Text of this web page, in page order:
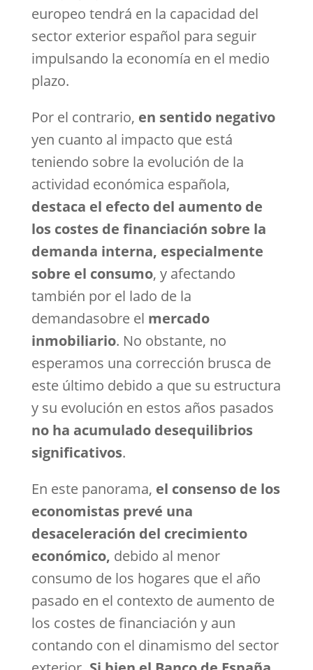
europeo tendrá en la capacidad del
sector exterior español para seguir
impulsando la economía en el medio
plazo.
Por el contrario, en sentido negativo
yen cuanto al impacto que está
teniendo sobre la evolución de la
actividad económica española,
destaca el efecto del aumento de
los costes de financiación sobre la
demanda interna, especialmente
sobre el consumo, y afectando
también por el lado de la
demandasobre el mercado
inmobiliario. No obstante, no
esperamos una corrección brusca de
este último debido a que su estructura
y su evolución en estos años pasados
no ha acumulado desequilibrios
significativos.
En este panorama, el consenso de los
economistas prevé una
desaceleración del crecimiento
económico, debido al menor
consumo de los hogares que el año
pasado en el contexto de aumento de
los costes de financiación y aun
contando con el dinamismo del sector